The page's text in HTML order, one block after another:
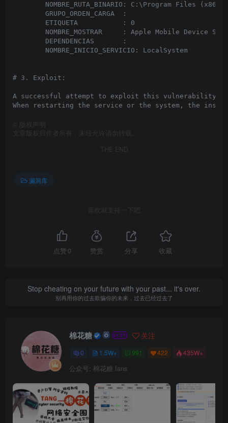
NOMBRE_RUTA_BINARIO: C:\Program Files
        GRUPO_ORDEN_CARGA  :
        ETIQUETA           : 0
NOMBRE_MOSTRAR     : Apple Mobile Device
        DEPENDENCIAS       :
        NOMBRE_INICIO_SERVICIO: LocalSystem
# 3. Exploit:
A successful attempt to exploit this vulnerability
版权声明
文章版权归作者所有，未经允许请勿转载。
THE END
漏洞库
喜欢就支持一下吧
点赞 0 赞赏 分享 收藏
Stop cheating on your future with your past... it's over.
别再用你的过去欺骗你的未来，过去已经过去了
棉花糖 关注
0 1.5W+ 991 422 435W+
公众号: 棉花糖 fans